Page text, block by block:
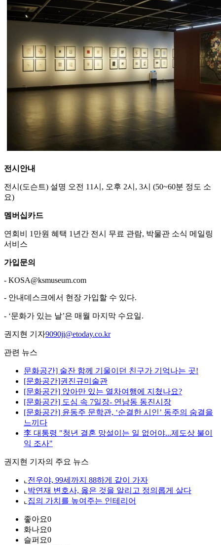
전시안내
전시(도슨트) 설명 오전 11시, 오후 2시, 3시 (50~60분 정도 소
요)
멤버십카드
연회비 1만원 혜택 1년간 전시 무료 관람, 박물관 소식 메일링
서비스
가입문의
- KOSA@ksmuseum.com
- 안내데스크에서 현장 가입할 수 있다.
- ‘문화가 있는 날’은 매월 마지막 수요일.
권지현 기자9090ji@etoday.co.kr
관련 뉴스
문화공간] 술잔 함께 기울이던 친구가 기억나는 곳!
[문화공간]권진규미술관
[문화공간] 앉아만 있는 열차여행에 지쳤나요?
[문화공간] 도심 속 7일장- 연남동 동진시장
[문화공간] 윤동주 문학관, ‘순결한 시인’ 동주의 숨결을
느끼다
李 대통령 "청년 결혼 망설이는 일 없어야...제도상 불이
익 조사"
권지현 기자의 주요 뉴스
⌞ 전우야, 99세까지 88하게 같이 가자
⌞ 박연재 변호사, 옳은 것을 알리고 정의롭게 살다
⌞ 집의 가치를 높여주는 인테리어
좋아요0
화나요0
슬퍼요0